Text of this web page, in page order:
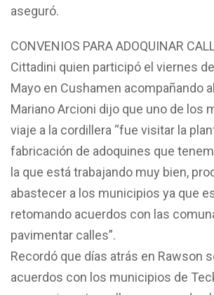
aseguró.
CONVENIOS PARA ADOQUINAR
Cittadini quien participó el viernes
Mayo en Cushamen acompañando
Mariano Arcioni dijo que uno de los
viaje a la cordillera “fue visitar la
fabricación de adoquines que
la que está trabajando muy bien,
abastecer a los municipios ya que
retomando acuerdos con las
pavimentar calles”.
Recordó que días atrás en Rawson
acuerdos con los municipios de